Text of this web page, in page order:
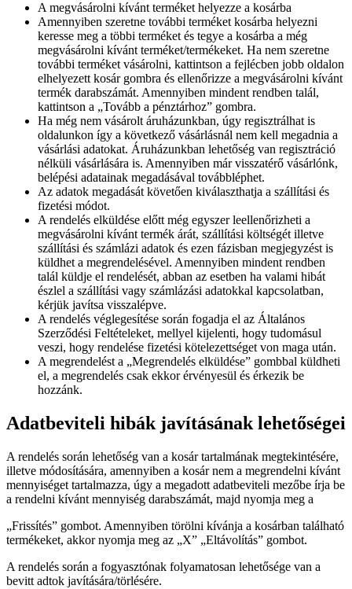
A megvásárolni kívánt terméket helyezze a kosárba
Amennyiben szeretne további terméket kosárba helyezni
keresse meg a többi terméket és tegye a kosárba a még
megvásárolni kívánt terméket/termékeket. Ha nem szeretne
további terméket vásárolni, kattintson a fejlécben jobb oldalon
elhelyezett kosár gombra és ellenőrizze a megvásárolni kívánt
termék darabszámát. Amennyiben mindent rendben talál,
kattintson a „Tovább a pénztárhoz” gombra.
Ha még nem vásárolt áruházunkban, úgy regisztrálhat is
oldalunkon így a következő vásárlásnál nem kell megadnia a
vásárlási adatokat. Áruházunkban lehetőség van regisztráció
nélküli vásárlására is. Amennyiben már visszatérő vásárlónk,
belépési adatainak megadásával továbbléphet.
Az adatok megadását követően kiválaszthatja a szállítási és
fizetési módot.
A rendelés elküldése előtt még egyszer leellenőrizheti a
megvásárolni kívánt termék árát, szállítási költségét illetve
szállítási és számlázi adatok és ezen fázisban megjegyzést is
küldhet a megrendelésével. Amennyiben mindent rendben
talál küldje el rendelését, abban az esetben ha valami hibát
észlel a szállítási vagy számlázási adatokkal kapcsolatban,
kérjük javítsa visszalépve.
A rendelés véglegesítése során fogadja el az Általános
Szerződési Feltételeket, mellyel kijelenti, hogy tudomásul
veszi, hogy rendelése fizetési kötelezettséget von maga után.
A megrendelést a „Megrendelés elküldése” gombbal küldheti
el, a megrendelés csak ekkor érvényesül és érkezik be
hozzánk.
Adatbeviteli hibák javításának lehetőségei
A rendelés során lehetőség van a kosár tartalmának megtekintésére,
illetve módosítására, amennyiben a kosár nem a megrendelni kívánt
mennyiséget tartalmazza, úgy a megadott adatbeviteli mezőbe írja be
a rendelni kívánt mennyiség darabszámát, majd nyomja meg a
„Frissítés” gombot. Amennyiben törölni kívánja a kosárban található
termékeket, akkor nyomja meg az „X” „Eltávolítás” gombot.
A rendelés során a fogyasztónak folyamatosan lehetősége van a
bevitt adtok javítására/törlésére.